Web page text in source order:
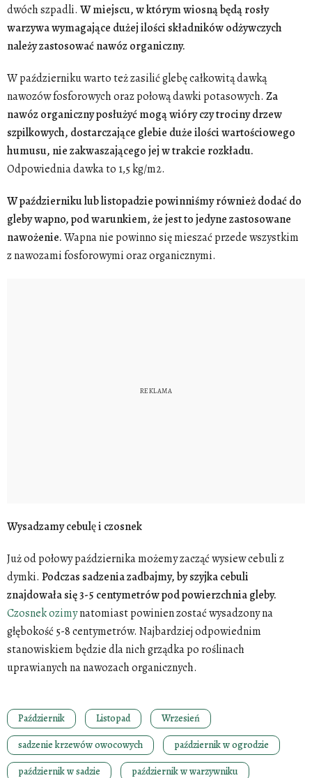
dwóch szpadli. W miejscu, w którym wiosną będą rosły
warzywa wymagające dużej ilości składników odżywczych
należy zastosować nawóz organiczny.
W październiku warto też zasilić glebę całkowitą dawką
nawozów fosforowych oraz połową dawki potasowych. Za
nawóz organiczny posłużyć mogą wióry czy trociny drzew
szpilkowych, dostarczające glebie duże ilości wartościowego
humusu, nie zakwaszającego jej w trakcie rozkładu.
Odpowiednia dawka to 1,5 kg/m2.
W październiku lub listopadzie powinniśmy również dodać do
gleby wapno, pod warunkiem, że jest to jedyne zastosowane
nawożenie.Wapna nie powinno się mieszać przede wszystkim
z nawozami fosforowymi oraz organicznymi.
Wysadzamy cebulę i czosnek
Już od połowy października możemy zacząć wysiew cebuli z
dymki. Podczas sadzenia zadbajmy, by szyjka cebuli
znajdowała się 3-5 centymetrów pod powierzchnia gleby.
Czosnek ozimynatomiast powinien zostać wysadzony na
głębokość 5-8 centymetrów. Najbardziej odpowiednim
stanowiskiem będzie dla nich grządka po roślinach
uprawianych na nawozach organicznych.
Październik Listopad
Wrzesień
sadzenie krzewów owocowych
październik w ogrodzie
październik w sadzie
październik w warzywniku